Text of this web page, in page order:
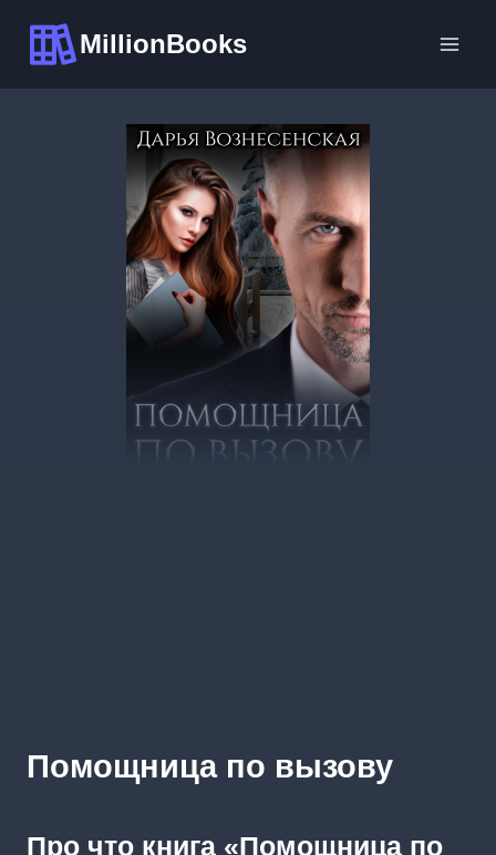
содержимому
MillionBooks
Помощница по вызову
Про что книга «Помощница по